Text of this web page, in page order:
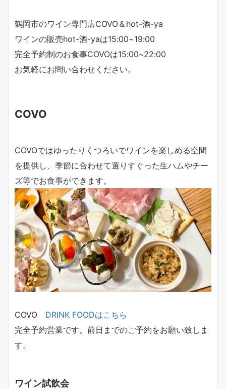
鶴岡市のワイン専門店COVO＆hot-酒-ya
ワインの販売hot-酒-yaは15:00~19:00
完全予約制のお食事COVOは15:00~22:00
お気軽にお問い合わせください。
COVO
COVOではゆったりくつろいでワインを楽しめる空間
を提供し、季節に合わせて選りすぐった生ハムやチー
ズ等でお食事ができます。
COVO DRINK FOODはこちら
完全予約営業です。前日までのご予約をお願い致しま
す。
ワイン試飲会